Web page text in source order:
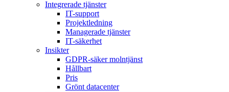
Integrerade tjänster
IT-support
Projektledning
Managerade tjänster
IT-säkerhet
Insikter
GDPR-säker molntjänst
Hållbart
Pris
Grönt datacenter